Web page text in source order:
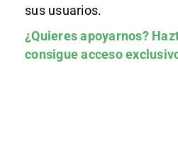
sus usuarios.
¿Quieres apoyarnos?
consigue acceso